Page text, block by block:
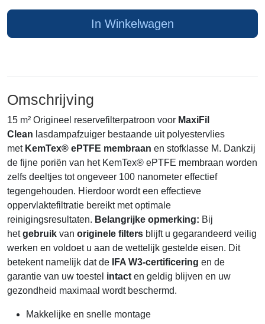
In Winkelwagen
Omschrijving
15 m² Origineel reservefilterpatroon voor MaxiFil
Clean lasdampafzuiger bestaande uit polyestervlies
met KemTex® ePTFE membraan en stofklasse M. Dankzij
de fijne poriën van het KemTex® ePTFE membraan worden
zelfs deeltjes tot ongeveer 100 nanometer effectief
tegengehouden. Hierdoor wordt een effectieve
oppervlaktefiltratie bereikt met optimale
reinigingsresultaten. Belangrijke opmerking: Bij
het gebruik van originele filters blijft u gegarandeerd veilig
werken en voldoet u aan de wettelijk gestelde eisen. Dit
betekent namelijk dat de
IFA W3-certificering en de
garantie van uw toestel intact en geldig blijven en uw
gezondheid maximaal wordt beschermd.
Makkelijke en snelle montage